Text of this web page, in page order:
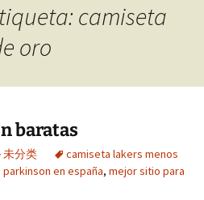
camiseta
oro
baratas
未分类
camiseta lakers menos
en españa, mejor sitio para